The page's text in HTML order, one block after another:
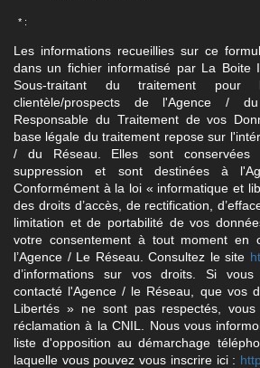
* :
Les informations recueillies sur ce
dans un fichier informatisé par La Boite
Sous-traitant du traitement
clientèle/prospects de l'Agence /
Responsable du Traitement de vos
base légale du traitement repose sur
/ du Réseau. Elles sont conservées
suppression et sont destinées à
Conformément à la loi « informatique et
des droits d’accès, de rectification,
limitation et de portabilité de vos
votre consentement à tout moment en
l’Agence / Le Réseau. Consultez le site
d’informations sur vos droits. Si
contacté l'Agence / le Réseau, que vos
Libertés » ne sont pas respectés,
réclamation à la CNIL. Nous vous
liste d'opposition au démarchage
laquelle vous pouvez vous inscrire ici :